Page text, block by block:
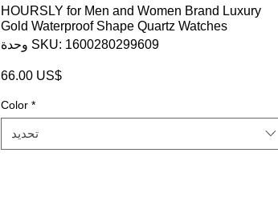
HOURSLY for Men and Women Brand Luxury
Gold Waterproof Shape Quartz Watches
وحدة SKU: 1600280299609
‏66.00 US$السعر
Color *
تحديد